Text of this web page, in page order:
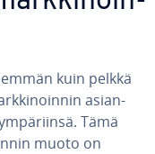
kuin pelkkä
asian­
Tämä
muoto on